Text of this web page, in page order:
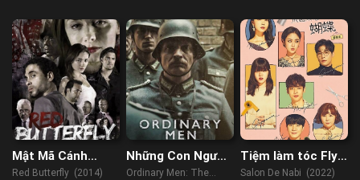
Mật Mã Cánh
Bướm Đỏ
Red Butterfly (2014)
Những Con Người
Bình Thường
Ordinary Men: The
Tiệm làm tóc Fly
High, Butterfly
Salon De Nabi (2022)